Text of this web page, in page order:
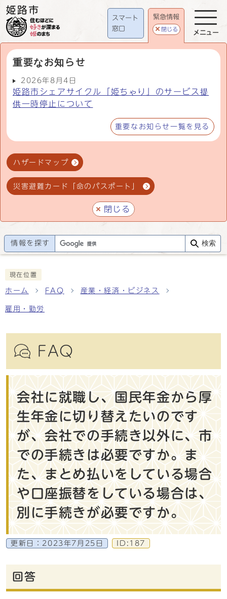
スマート
窓口
緊急情報
閉じる
重要なお知らせ
2026年8月4日
姫路市シェアサイクル「姫ちゃり」のサービス提
供一時停止について
重要なお知らせ一覧を見る
ハザードマップ
災害避難カード「命のパスポート」
閉じる
メニュー
情報を探す 検索
現在位置
ホーム FAQ 産業・経済・ビジネス
雇用・勤労
FAQ
会社に就職し、国民年金から厚
生年金に切り替えたいのです
が、会社での手続き以外に、市
での手続きは必要ですか。ま
た、まとめ払いをしている場合
や口座振替をしている場合は、
別に手続きが必要ですか。
更新日： 2023年7月25日 ID:187
回答